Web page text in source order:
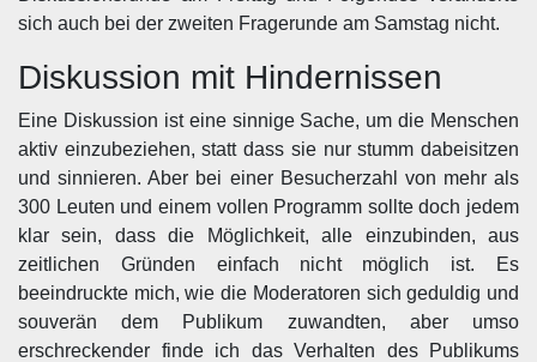
sich auch bei der zweiten Fragerunde am Samstag nicht.
Diskussion mit Hindernissen
Eine Diskussion ist eine sinnige Sache, um die Menschen
aktiv einzubeziehen, statt dass sie nur stumm dabeisitzen
und sinnieren. Aber bei einer Besucherzahl von mehr als
300 Leuten und einem vollen Programm sollte doch jedem
klar sein, dass die Möglichkeit, alle einzubinden, aus
zeitlichen Gründen einfach nicht möglich ist. Es
beeindruckte mich, wie die Moderatoren sich geduldig und
souverän dem Publikum zuwandten, aber umso
erschreckender finde ich das Verhalten des Publikums